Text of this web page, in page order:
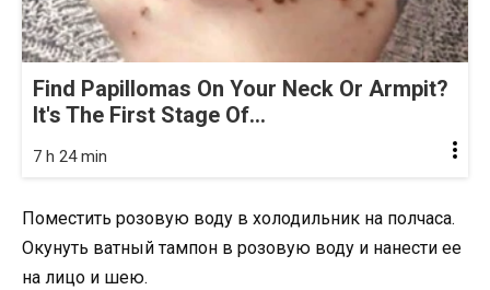
Find Papillomas On Your Neck Or Armpit?
It's The First Stage Of...
7 h 24 min
Поместить розовую воду в холодильник на полчаса.
Окунуть ватный тампон в розовую воду и нанести ее
на лицо и шею.